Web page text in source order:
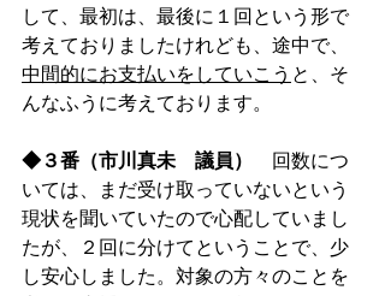
して、最初は、最後に１回という形で
考えておりましたけれども、途中で、
中間的にお支払いをしていこう と、そ
んなふうに考えております。
◆３番（市川真未　議員）
回数につ
いては、まだ受け取っていないという
現状を聞いていたので心配していまし
たが、２回に分けてということで、少
し安心しました。対象の方々のことを